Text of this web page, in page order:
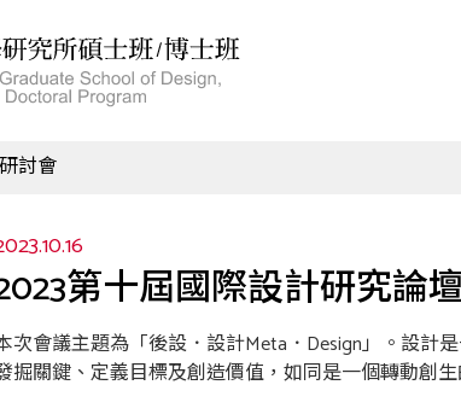
討會
第十屆國際設計研究論
次會議主題為「後設．設計Meta．Design」。設
掘關鍵、定義目標及創造價值，如同是一個轉動創生